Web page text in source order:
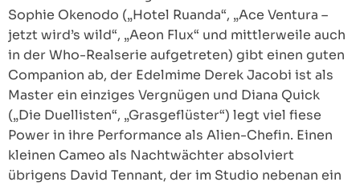
Sophie Okenodo („Hotel Ruanda“, „Ace Ventura –
jetzt wird’s wild“, „Aeon Flux“ und mittlerweile auch
in der Who-Realserie aufgetreten) gibt einen guten
Companion ab, der Edelmime Derek Jacobi ist als
Master ein einziges Vergnügen und Diana Quick
(„Die Duellisten“, „Grasgeflüster“) legt viel fiese
Power in ihre Performance als Alien-Chefin. Einen
kleinen Cameo als Nachtwächter absolviert
übrigens David Tennant, der im Studio nebenan ein